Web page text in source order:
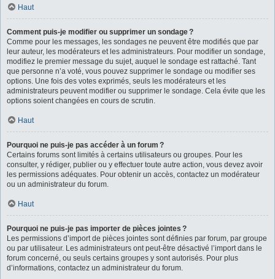
Haut
Comment puis-je modifier ou supprimer un sondage ?
Comme pour les messages, les sondages ne peuvent être modifiés que par
leur auteur, les modérateurs et les administrateurs. Pour modifier un sondage,
modifiez le premier message du sujet, auquel le sondage est rattaché. Tant
que personne n’a voté, vous pouvez supprimer le sondage ou modifier ses
options. Une fois des votes exprimés, seuls les modérateurs et les
administrateurs peuvent modifier ou supprimer le sondage. Cela évite que les
options soient changées en cours de scrutin.
Haut
Pourquoi ne puis-je pas accéder à un forum ?
Certains forums sont limités à certains utilisateurs ou groupes. Pour les
consulter, y rédiger, publier ou y effectuer toute autre action, vous devez avoir
les permissions adéquates. Pour obtenir un accès, contactez un modérateur
ou un administrateur du forum.
Haut
Pourquoi ne puis-je pas importer de pièces jointes ?
Les permissions d’import de pièces jointes sont définies par forum, par groupe
ou par utilisateur. Les administrateurs ont peut-être désactivé l’import dans le
forum concerné, ou seuls certains groupes y sont autorisés. Pour plus
d’informations, contactez un administrateur du forum.